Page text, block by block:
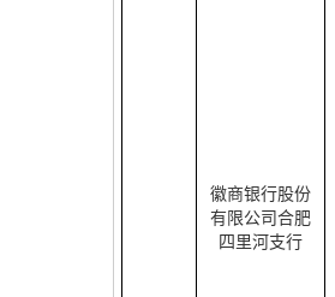
徽商银行股份
有限公司合肥
四里河支行